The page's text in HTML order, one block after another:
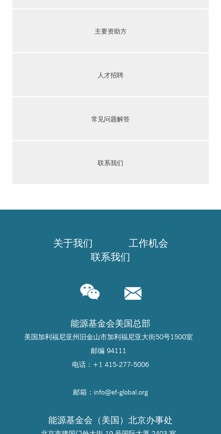
主要资助方
人才招聘
常见问题解答
联系我们
关于我们
工作机会
联系我们
能源基金会美国总部
美国加利福尼亚州旧金山市加利福尼亚大街50号1500室
邮编 94111
电话：+1 415-277-5006
邮箱：info@ef-global.org
能源基金会（美国）北京办事处